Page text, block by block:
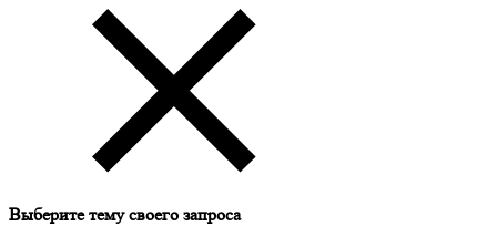
Выберите тему своего запроса